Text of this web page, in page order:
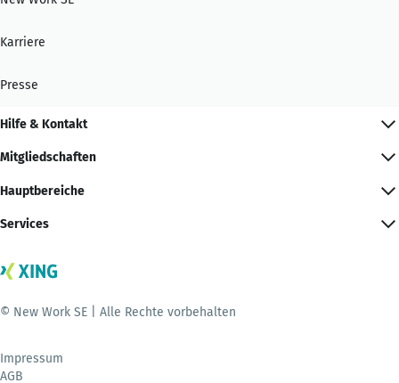
Karriere
Presse
Hilfe & Kontakt
Mitgliedschaften
Hauptbereiche
Services
© New Work SE | Alle Rechte vorbehalten
Impressum
AGB